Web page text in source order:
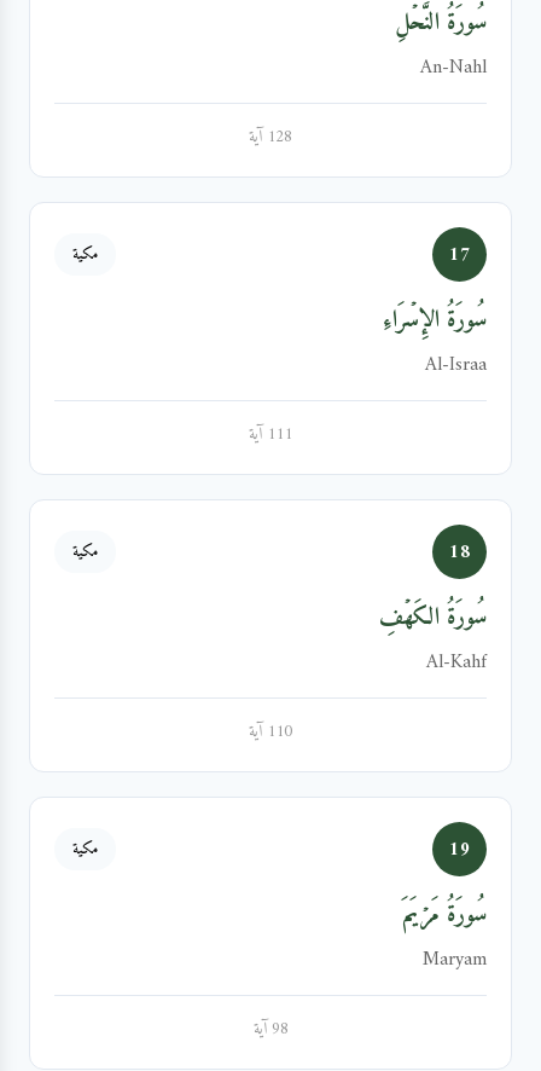
سُورَةُ النَّحۡلِ
An-Nahl
128 آية
17 مكية
سُورَةُ الإِسۡرَاءِ
Al-Israa
111 آية
18 مكية
سُورَةُ الكَهۡفِ
Al-Kahf
110 آية
19 مكية
سُورَةُ مَرۡيَمَ
Maryam
98 آية